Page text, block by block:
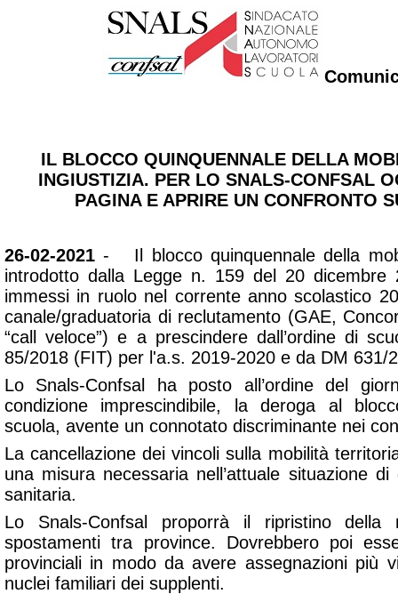
IL BLOCCO QUINQUENNALE DELLA
INGIUSTIZIA. PER LO SNALS-CONFSAL
PAGINA E APRIRE UN CONFRONTO
26-02-2021 - Il blocco quinquennale della
introdotto dalla Legge n. 159 del 20
immessi in ruolo nel corrente anno scolastico
canale/graduatoria di reclutamento (GAE,
“call veloce”) e a prescindere dall’ordine di
85/2018 (FIT) per l'a.s. 2019-2020 e da DM 631/
Lo Snals-Confsal ha posto all’ordine del
condizione imprescindibile, la deroga al
scuola, avente un connotato discriminante nei
La cancellazione dei vincoli sulla mobilità
una misura necessaria nell’attuale situazione di
sanitaria.
Lo Snals-Confsal proporrà il ripristino della
spostamenti tra province. Dovrebbero poi
provinciali in modo da avere assegnazioni più
nuclei familiari dei supplenti.